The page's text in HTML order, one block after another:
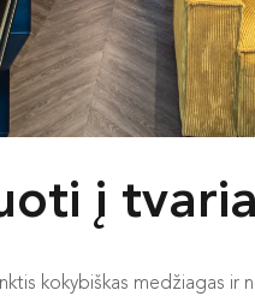
į
kokybiškas medžiagas ir